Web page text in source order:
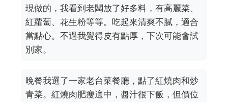
現做的，我看到老闆放了好多料，有高麗菜、
紅蘿蔔、花生粉等等。吃起來清爽不膩，適合
當點心。不過我覺得皮有點厚，下次可能會試
別家。
晚餐我選了一家老台菜餐廳，點了紅燒肉和炒
青菜。紅燒肉肥瘦適中，醬汁很下飯，但價位